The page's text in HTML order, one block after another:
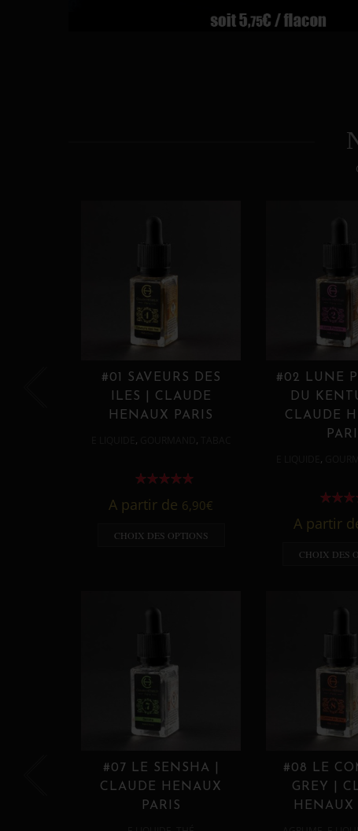
#01 SAVEURS DES
ILES | CLAUDE
HENAUX PARIS
, ,
A partir de 6,90€
CHOIX DES OPTIONS
#02 LUNE
DU
CLAUDE
,
A partir
CHOIX DES
#07 LE SENSHA |
CLAUDE HENAUX
PARIS
#08 LE
GREY |
HENAUX